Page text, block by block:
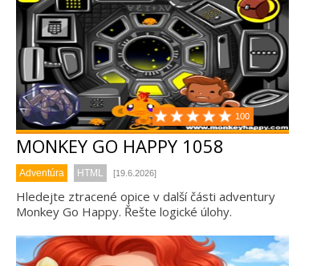
100
MONKEY GO HAPPY 1058
Adventúra HTML [19.6.2026]
Hledejte ztracené opice v další části adventury
Monkey Go Happy. Řešte logické úlohy.